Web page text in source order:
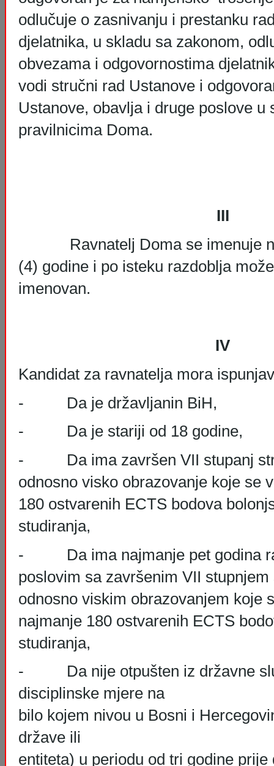
odlučuje o zasnivanju i prestanku
djelatnika, u skladu sa zakonom,
obvezama i odgovornostima
vodi stručni rad Ustanove i
Ustanove, obavlja i druge poslove u
pravilnicima Doma.
III
Ravnatelj Doma se imenuje
(4) godine i po isteku razdoblja
imenovan.
IV
Kandidat za ravnatelja mora
- Da je državljanin BiH,
- Da je stariji od 18 godine,
- Da ima završen VII stupanj
odnosno visko obrazovanje koje se
180 ostvarenih ECTS bodova
studiranja,
- Da ima najmanje pet godina
poslovim sa završenim VII
odnosno viskim obrazovanjem koje
najmanje 180 ostvarenih ECTS
studiranja,
- Da nije otpušten iz državne
disciplinske mjere na
bilo kojem nivou u Bosni i
države ili
entiteta) u periodu od tri godine